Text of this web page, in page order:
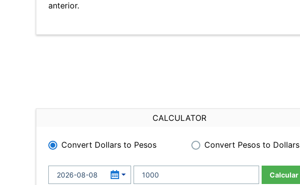
anterior.
CALCULATOR
Convert Dollars to Pesos Convert Pesos to Dollars
Calcular